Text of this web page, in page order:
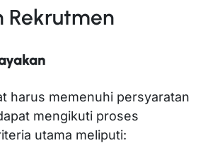
Rekrutmen
harus memenuhi persyaratan
mengikuti proses
utama meliputi: